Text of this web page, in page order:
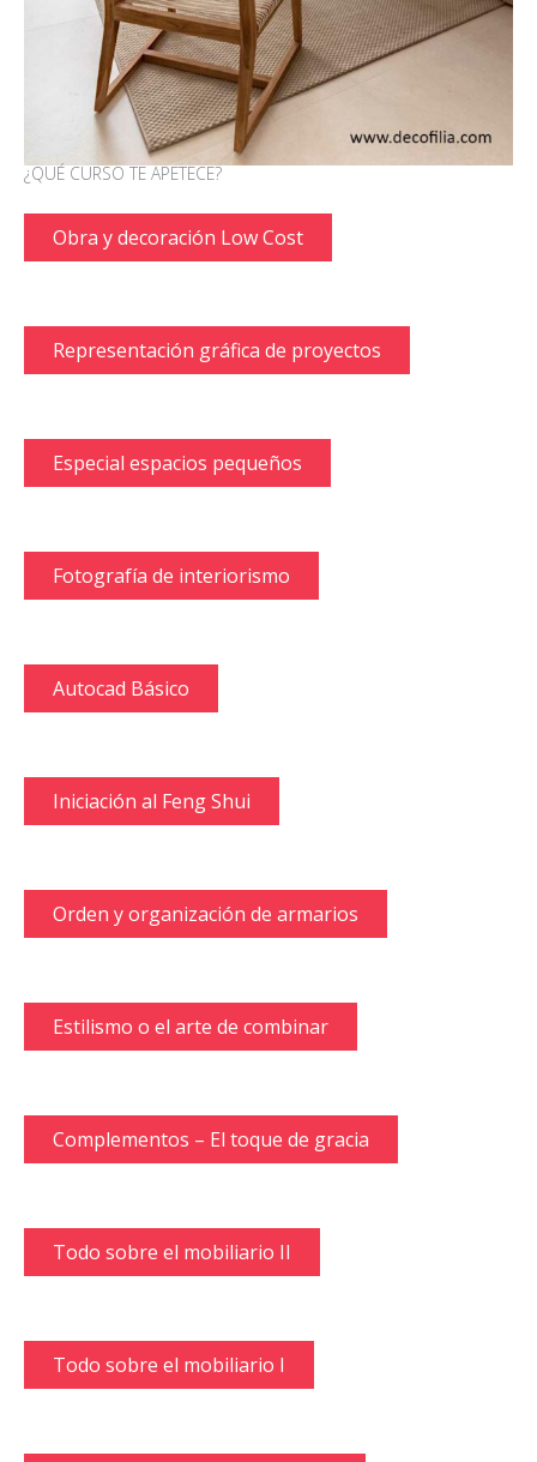
¿QUÉ CURSO TE APETECE?
Obra y decoración Low Cost
Representación gráfica de proyectos
Especial espacios pequeños
Fotografía de interiorismo
Autocad Básico
Iniciación al Feng Shui
Orden y organización de armarios
Estilismo o el arte de combinar
Complementos – El toque de gracia
Todo sobre el mobiliario II
Todo sobre el mobiliario I